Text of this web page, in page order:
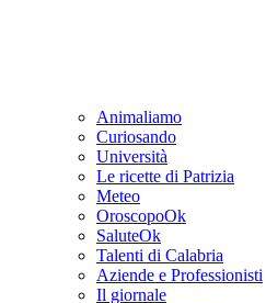
Animaliamo
Curiosando
Università
Le ricette di Patrizia
Meteo
OroscopoOk
SaluteOk
Talenti di Calabria
Aziende e Professionisti
Il giornale